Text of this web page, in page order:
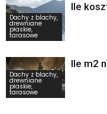
Dachy z blachy,
drewniane
płaskie,
tarasowe
Ile
Dachy z blachy,
drewniane
płaskie,
tarasowe
Ile m2